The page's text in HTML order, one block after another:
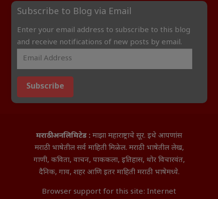
Subscribe to Blog via Email
Enter your email address to subscribe to this blog
and receive notifications of new posts by email.
Subscribe
मराठी अनलिमिटेड : माझा महाराष्ट्राचे सूर. इथे आपणांस
मराठी भाषेतील सर्व माहिती मिळेल. मराठी भाषेतील लेख,
गाणी, कविता, वाचन, पाककला, इतिहास, थोर विचारवंत,
दैनिक, गाव, शहर आणि इतर माहिती मराठी भाषेमध्ये.
Browser support for this site: Internet